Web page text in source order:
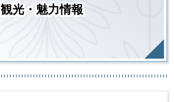
観光・魅力情報